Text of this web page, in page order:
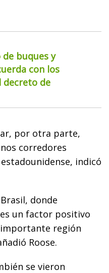
buques y
con los
decreto de
por otra parte,
corredores
indicó
donde
un factor positivo
importante región
Roose.
se vieron